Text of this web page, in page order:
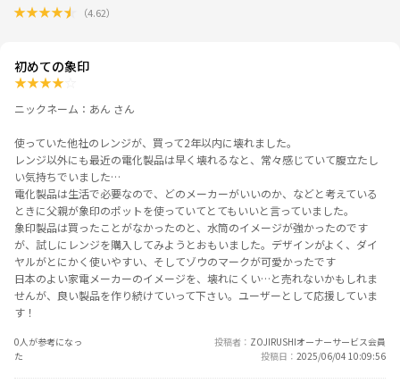
★★★★★ （4.62）
初めての象印
★★★★
ニックネーム：あん さん
使っていた他社のレンジが、買って2年以内に壊れました。
レンジ以外にも最近の電化製品は早く壊れるなと、常々感じていて腹立たし
い気持ちでいました…
電化製品は生活で必要なので、どのメーカーがいいのか、などと考えている
ときに父親が象印のポットを使っていてとてもいいと言っていました。
象印製品は買ったことがなかったのと、水筒のイメージが強かったのです
が、試しにレンジを購入してみようとおもいました。デザインがよく、ダイ
ヤルがとにかく使いやすい、そしてゾウのマークが可愛かったです
日本のよい家電メーカーのイメージを、壊れにくい…と売れないかもしれま
せんが、良い製品を作り続けていって下さい。ユーザーとして応援していま
す！
0人が参考になっ
た
投稿者
ZOJIRUSHIオーナーサービス会員
投稿日
2025/06/04 10:09:56